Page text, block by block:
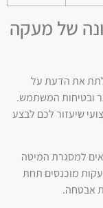
של מעקה
לתת את הדעת על
ובטיחות המשתמש.
שיעזור לכם לבצע
למסגרת המיטה
מוכנסים תחת
אבטחה.